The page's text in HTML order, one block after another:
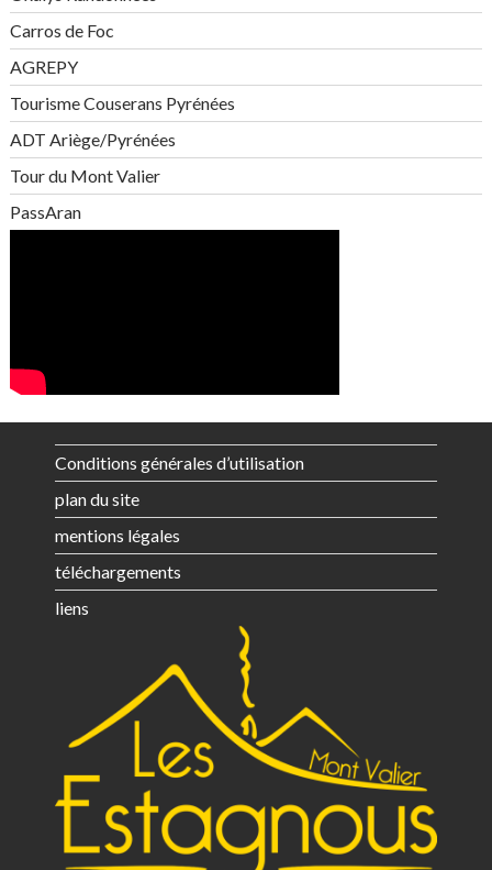
Carros de Foc
AGREPY
Tourisme Couserans Pyrénées
ADT Ariège/Pyrénées
Tour du Mont Valier
PassAran
Conditions générales d’utilisation
plan du site
mentions légales
téléchargements
liens